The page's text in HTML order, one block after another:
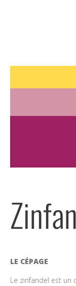
LE CÉPAGE
Le zinfandel est un